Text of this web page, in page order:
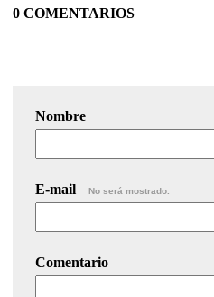
0 COMENTARIOS
Nombre
E-mail No será mostrado.
Comentario